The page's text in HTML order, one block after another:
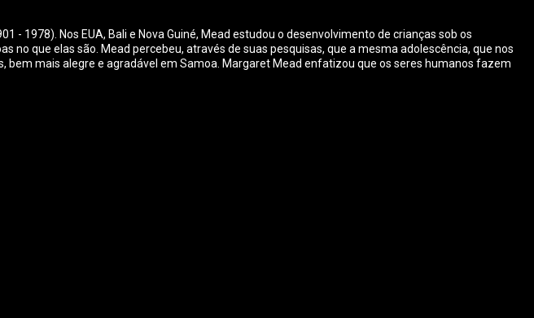
1978). Nos EUA, Bali e Nova Guiné, Mead estudou o desenvolvimento de crianças sob os
que elas são. Mead percebeu, através de suas pesquisas, que a mesma adolescência, que nos
bem mais alegre e agradável em Samoa. Margaret Mead enfatizou que os seres humanos fazem